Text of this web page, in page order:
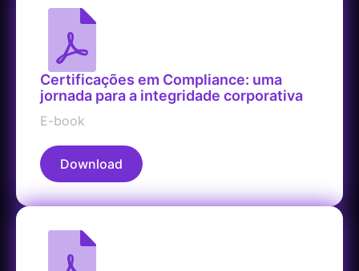
Certificações em Compliance: uma
jornada para a integridade corporativa
E-book
Download